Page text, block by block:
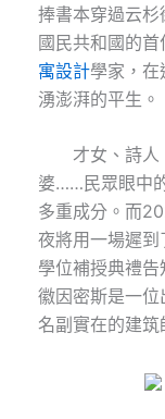
捧書本穿過云
國民共和國的首
寓設計學家，在
湧澎湃的平生。
才女、詩
婆……民眾眼中
多重成分。而
夜將用一場遲
學位補授典禮
徽因密斯是一位
名副實在的建筑